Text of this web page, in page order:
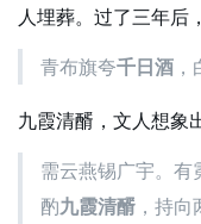
人埋葬。过了三年后
青布旗夸千日酒
九霞清醑，文人想象
需云燕锡广宇。
酌九霞清醑 ，持